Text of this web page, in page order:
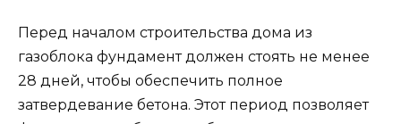
Перед началом строительства дома из
газоблока фундамент должен стоять не менее
28 дней, чтобы обеспечить полное
затвердевание бетона. Этот период позволяет